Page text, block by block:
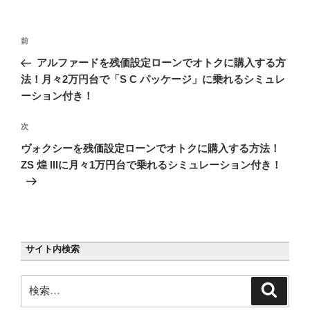
投
ナ
ビ
ー
シ
ョ
ン
前
の
投
前
アルファードを残価設定ローンでオトクに購入する方
法！月々2万円台で「S C パッケージ」に乗れるシミュレ
ーション付き！
次
の
投
次
ヴォクシーを残価設定ローンでオトクに購入する方法！
ZS 煌 IIIに月々1万円台で乗れるシミュレーション付き！
サイト内検索
索: